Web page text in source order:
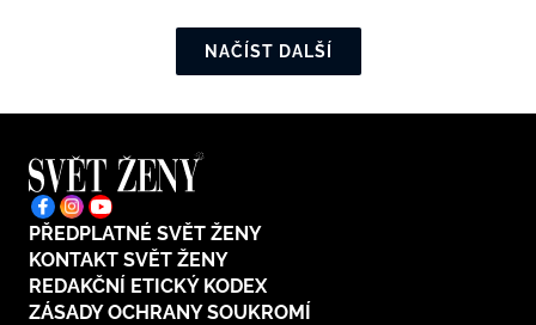
NAČÍST DALŠÍ
PŘEDPLATNÉ SVĚT ŽENY
KONTAKT SVĚT ŽENY
REDAKČNÍ ETICKÝ KODEX
ZÁSADY OCHRANY SOUKROMÍ